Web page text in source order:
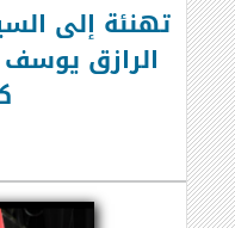
تهنئة إلى
الرازق